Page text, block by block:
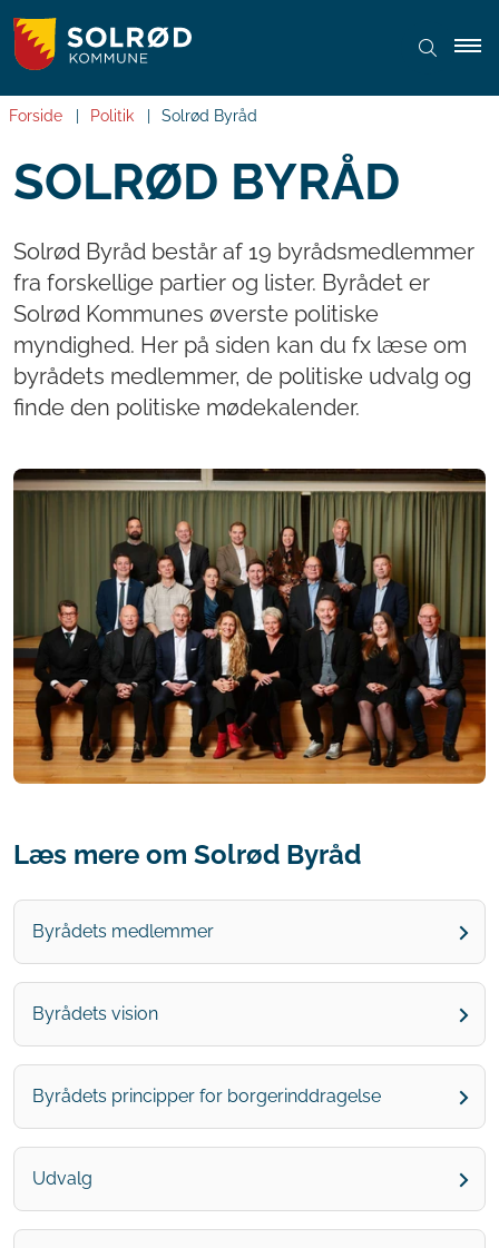
Forside Politik Solrød Byråd
SOLRØD BYRÅD
Solrød Byråd består af 19 byrådsmedlemmer
fra forskellige partier og lister. Byrådet er
Solrød Kommunes øverste politiske
myndighed. Her på siden kan du fx læse om
byrådets medlemmer, de politiske udvalg og
finde den politiske mødekalender.
Læs mere om Solrød Byråd
Byrådets medlemmer
Byrådets vision
Byrådets principper for borgerinddragelse
Udvalg